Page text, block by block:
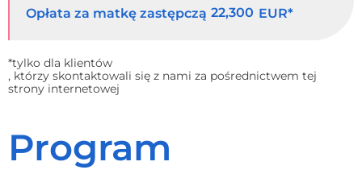
Opłata za matkę zastępczą 22,300 EUR*
*tylko dla klientów
, którzy skontaktowali się z nami za pośrednictwem tej
strony internetowej
Program